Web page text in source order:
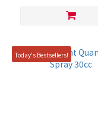
Today's Bestsellers!